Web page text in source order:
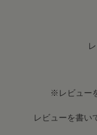
※レビュー
レビューを書い